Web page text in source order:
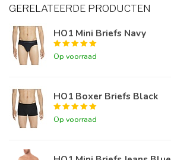
GERELATEERDE PRODUCTEN
HO1 Mini Briefs Navy
Op voorraad
HO1 Boxer Briefs Black
Op voorraad